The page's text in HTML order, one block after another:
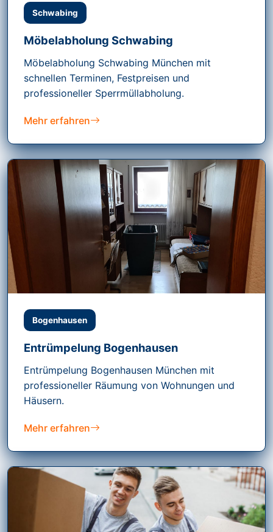
Schwabing
Möbelabholung Schwabing
Möbelabholung Schwabing München mit
schnellen Terminen, Festpreisen und
professioneller Sperrmüllabholung.
Mehr erfahren
Bogenhausen
Entrümpelung Bogenhausen
Entrümpelung Bogenhausen München mit
professioneller Räumung von Wohnungen und
Häusern.
Mehr erfahren